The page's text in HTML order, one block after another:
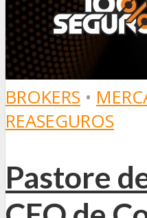
BROKERS •
REASEGUROS
Pastore